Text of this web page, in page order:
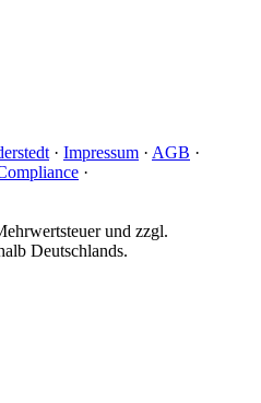
· Impressum · AGB ·
·
und zzgl.
Deutschlands.